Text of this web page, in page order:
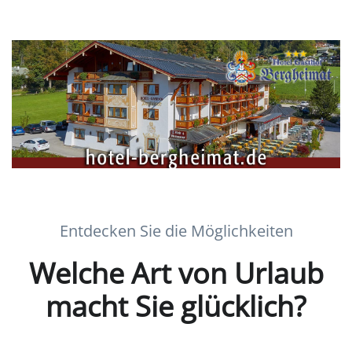
Entdecken Sie die Möglichkeiten
Welche Art von Urlaub
macht Sie glücklich?